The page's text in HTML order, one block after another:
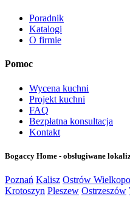
Poradnik
Katalogi
O firmie
Pomoc
Wycena kuchni
Projekt kuchni
FAQ
Bezpłatna konsultacja
Kontakt
Bogaccy Home - obsługiwane
Poznań Kalisz Ostrów
Krotoszyn Pleszew Ostrzeszów